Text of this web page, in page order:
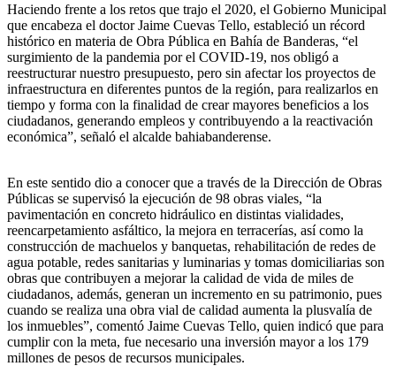
Haciendo frente a los retos que trajo el 2020, el Gobierno Municipal
que encabeza el doctor Jaime Cuevas Tello, estableció un récord
histórico en materia de Obra Pública en Bahía de Banderas, “el
surgimiento de la pandemia por el COVID-19, nos obligó a
reestructurar nuestro presupuesto, pero sin afectar los proyectos de
infraestructura en diferentes puntos de la región, para realizarlos en
tiempo y forma con la finalidad de crear mayores beneficios a los
ciudadanos, generando empleos y contribuyendo a la reactivación
económica”, señaló el alcalde bahiabanderense.
En este sentido dio a conocer que a través de la Dirección de Obras
Públicas se supervisó la ejecución de 98 obras viales, “la
pavimentación en concreto hidráulico en distintas vialidades,
reencarpetamiento asfáltico, la mejora en terracerías, así como la
construcción de machuelos y banquetas, rehabilitación de redes de
agua potable, redes sanitarias y luminarias y tomas domiciliarias son
obras que contribuyen a mejorar la calidad de vida de miles de
ciudadanos, además, generan un incremento en su patrimonio, pues
cuando se realiza una obra vial de calidad aumenta la plusvalía de
los inmuebles”, comentó Jaime Cuevas Tello, quien indicó que para
cumplir con la meta, fue necesario una inversión mayor a los 179
millones de pesos de recursos municipales.